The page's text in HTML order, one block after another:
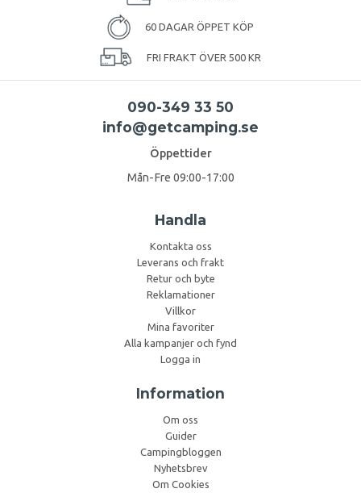
60 DAGAR ÖPPET KÖP
FRI FRAKT ÖVER 500 KR
090-349 33 50
info@getcamping.se
Öppettider
Mån-Fre 09:00-17:00
Handla
Kontakta oss
Leverans och frakt
Retur och byte
Reklamationer
Villkor
Mina favoriter
Alla kampanjer och fynd
Logga in
Information
Om oss
Guider
Campingbloggen
Nyhetsbrev
Om Cookies